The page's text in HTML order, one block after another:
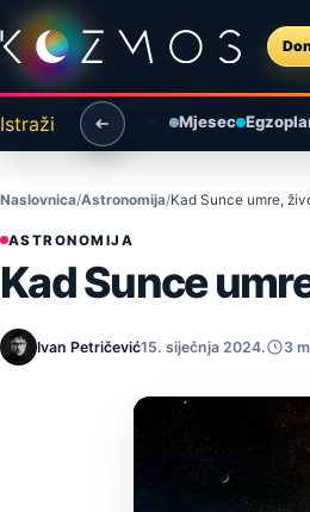
Preskoči na sadržaj
Istraži Mjesec
Naslovnica Astronomija Kad Sunce umre,
ASTRONOMIJA
Kad Sunce
Ivan Petričević15. siječnja 2024. 3